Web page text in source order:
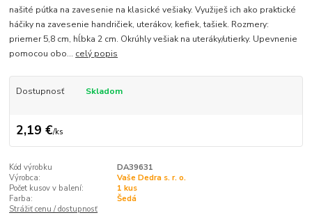
našité pútka na zavesenie na klasické vešiaky. Využiješ ich ako praktické
háčiky na zavesenie handričiek, uterákov, kefiek, tašiek. Rozmery:
priemer 5,8 cm, hĺbka 2 cm. Okrúhly vešiak na uteráky/utierky. Upevnenie
pomocou obo... celý popis
Dostupnosť Skladom
2,19 €/ks
Kód výrobku
DA39631
Výrobca:
Vaše Dedra s. r. o.
Počet kusov v balení:
1 kus
Farba:
Šedá
Strážiť cenu / dostupnosť